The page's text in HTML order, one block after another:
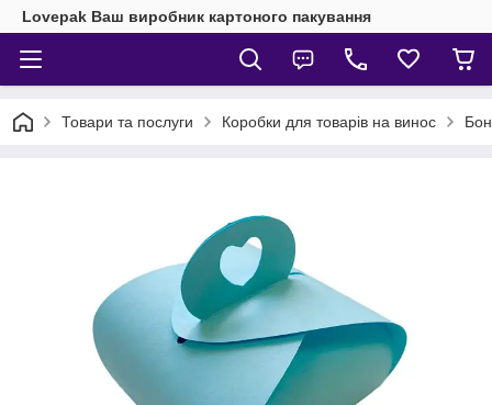
Lovepak Ваш виробник картоного пакування
Товари та послуги Коробки для товарів на винос